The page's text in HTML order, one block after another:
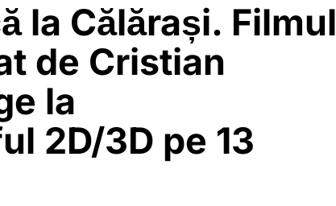
la Călărași. Filmul
de Cristian
la
2D/3D pe 13